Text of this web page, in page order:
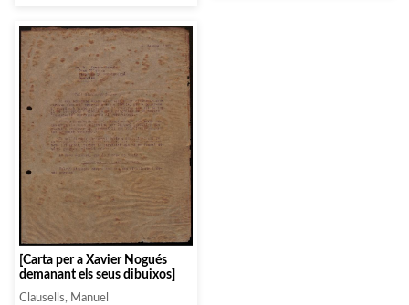
[Carta per a Xavier Nogués
demanant els seus dibuixos]
Clausells, Manuel